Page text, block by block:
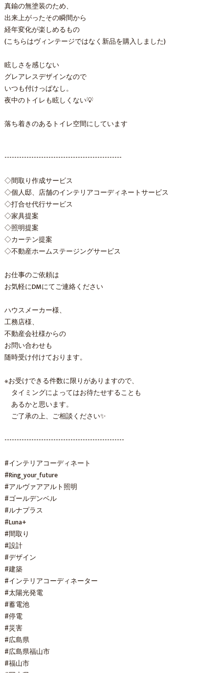
真鍮の無塗装のため、
出来上がったその瞬間から
経年変化が楽しめるもの
(こちらはヴィンテージではなく新品を購入しました)
眩しさを感じない
グレアレスデザインなので
いつも付けっぱなし。
夜中のトイレも眩しくない💡
落ち着きのあるトイレ空間にしています
------------------------------------------------
◇間取り作成サービス
◇個人邸、店舗のインテリアコーディネートサービス
◇打合せ代行サービス
◇家具提案
◇照明提案
◇カーテン提案
◇不動産ホームステージングサービス
お仕事のご依頼は
お気軽にDMにてご連絡ください
ハウスメーカー様、
工務店様、
不動産会社様からの
お問い合わせも
随時受け付けております。
※お受けできる件数に限りがありますので、
タイミングによってはお待たせすることも
あるかと思います。
ご了承の上、ご相談ください✨
-------------------------------------------------
#インテリアコーディネート
#Ring_your_future
#アルヴァアアルト照明
#ゴールデンベル
#ルナプラス
#Luna+
#間取り
#設計
#デザイン
#建築
#インテリアコーディネーター
#太陽光発電
#蓄電池
#停電
#災害
#広島県
#広島県福山市
#福山市